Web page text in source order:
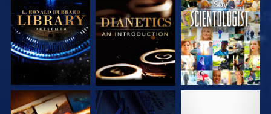
EXPLORA LAS
SERIES
EXPLORA LAS
SERIES
VE